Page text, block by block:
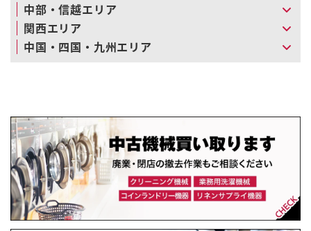
中部・信越エリア
関西エリア
中国・四国・九州エリア